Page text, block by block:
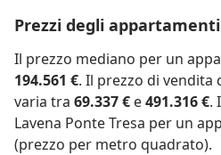
Prezzi degli appartamenti
Il prezzo mediano per un
194.561 €. Il prezzo di vendita
varia tra 69.337 € e491.316 €.
Lavena Ponte Tresa per un
(prezzo per metro quadrato).